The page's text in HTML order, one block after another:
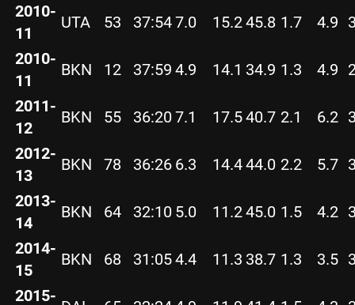
2010-
11
UTA 53 37:547.0 15.245.8 1.7 4.9
2010-
11
BKN 12 37:59 4.9 14.1 34.9 1.3 4.9
2011-
12
BKN 55 36:20 7.1 17.540.7 2.1 6.2
2012-
13
BKN 78 36:26 6.3 14.444.0 2.2 5.7
2013-
14
BKN 64 32:10 5.0 11.245.0 1.5 4.2
2014-
15
BKN 68 31:054.4 11.3 38.7 1.3 3.5
2015-